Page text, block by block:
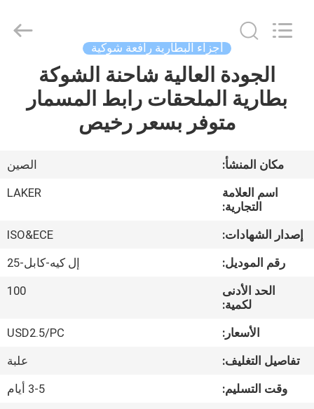
حول
جولة
المعمل
الجودة
اتصل
AUTOPARTS
CO.,LIMITED.
أجزاء البطارية رافعة شوكية
الجودة العالية شاحنة الشوكة
بطارية الملحقات رابط المسمار
متوفر بسعر رخيص
مكان المنشأ:
الصين
اسم العلامة
التجارية:
LAKER
إصدار الشهادات:
ISO&ECE
رقم الموديل:
إل كيه-كابل-25
الحد الأدنى
لكمية:
100
الأسعار:
USD2.5/PC
تفاصيل التغليف:
علبة
وقت التسليم:
3-5 أيام